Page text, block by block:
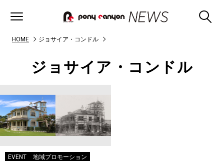
HOME ジョサイア・コンドル
ジョサイア・コンドル
EVENT 地域プロモーション